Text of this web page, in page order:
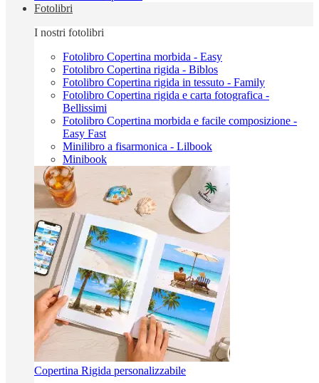
Fotolibri
I nostri fotolibri
Fotolibro Copertina morbida - Easy
Fotolibro Copertina rigida - Biblos
Fotolibro Copertina rigida in tessuto - Family
Fotolibro Copertina rigida e carta fotografica -
Bellissimi
Fotolibro Copertina morbida e facile composizione -
Easy Fast
Minilibro a fisarmonica - Lilbook
Minibook
Copertina Rigida personalizzabile